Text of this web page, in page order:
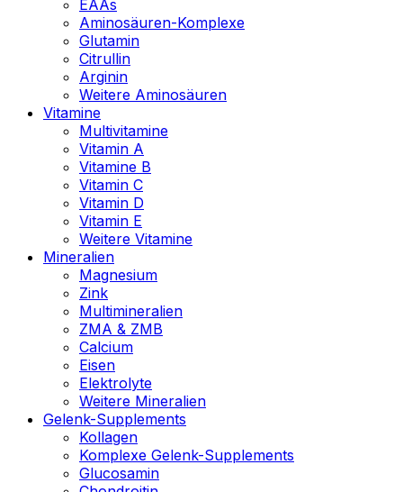
EAAs
Aminosäuren-Komplexe
Glutamin
Citrullin
Arginin
Weitere Aminosäuren
Vitamine
Multivitamine
Vitamin A
Vitamine B
Vitamin C
Vitamin D
Vitamin E
Weitere Vitamine
Mineralien
Magnesium
Zink
Multimineralien
ZMA & ZMB
Calcium
Eisen
Elektrolyte
Weitere Mineralien
Gelenk-Supplements
Kollagen
Komplexe Gelenk-Supplements
Glucosamin